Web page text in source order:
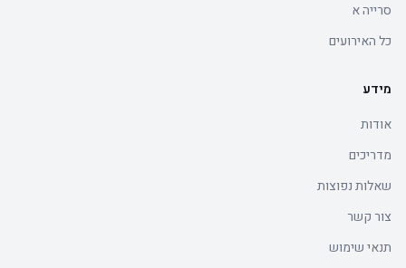
סרייה א
כל האירועים
מידע
אודות
מדריכים
שאלות נפוצות
צור קשר
תנאי שימוש